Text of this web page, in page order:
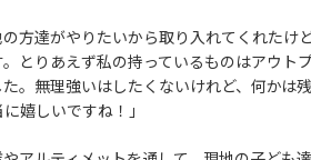
方達がやりたいから取り入れてくれたけ
とりあえず私の持っているものはアウト
。無理強いはしたくないけれど、何かは
嬉しいですね！」